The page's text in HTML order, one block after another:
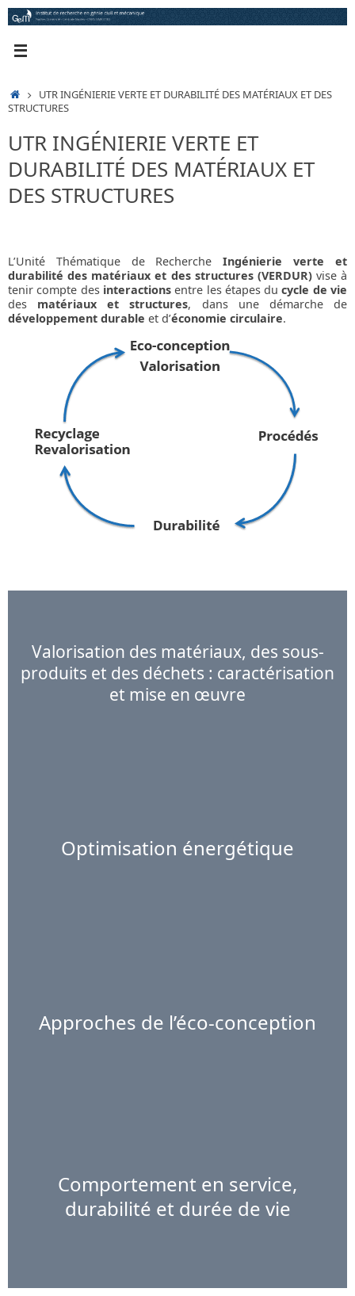
Passer
au
ACCUEIL
UTR INGÉNIERIE VERTE ET DURABILITÉ DES MATÉRIAUX ET DES
STRUCTURES
UTR INGÉNIERIE VERTE ET
DURABILITÉ DES MATÉRIAUX ET
DES STRUCTURES
L’Unité Thématique de RechercheIngénierie verte et
durabilité des matériaux et des structures (VERDUR) vise à
tenir compte des interactionsentre les étapes ducycle de vie
des matériaux et structures, dans une démarche de
développement durable et d’économie circulaire.
Valorisation des matériaux, des sous-
produits et des déchets : caractérisation
et mise en œuvre
Optimisation énergétique
Approches de l’éco-conception
Comportement en service,
durabilité et durée de vie